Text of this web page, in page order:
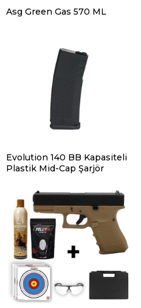
Asg Green Gas 570 ML
Evolution 140 BB Kapasiteli
Plastik Mid-Cap Şarjör